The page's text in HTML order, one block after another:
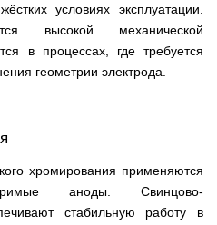
условиях эксплуатации.
высокой механической
в процессах, где требуется
геометрии электрода.
хромирования применяются
аноды. Свинцово-
стабильную работу в